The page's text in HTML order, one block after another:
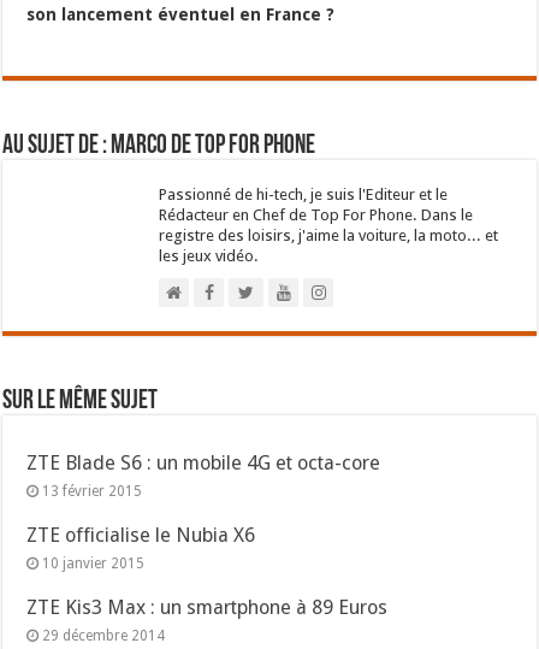
son lancement éventuel en France ?
Au sujet de : Marco de Top For Phone
Passionné de hi-tech, je suis l'Editeur et le
Rédacteur en Chef de Top For Phone. Dans le
registre des loisirs, j'aime la voiture, la moto... et
les jeux vidéo.
Sur le même sujet
ZTE Blade S6 : un mobile 4G et octa-core
13 février 2015
ZTE officialise le Nubia X6
10 janvier 2015
ZTE Kis3 Max : un smartphone à 89 Euros
29 décembre 2014